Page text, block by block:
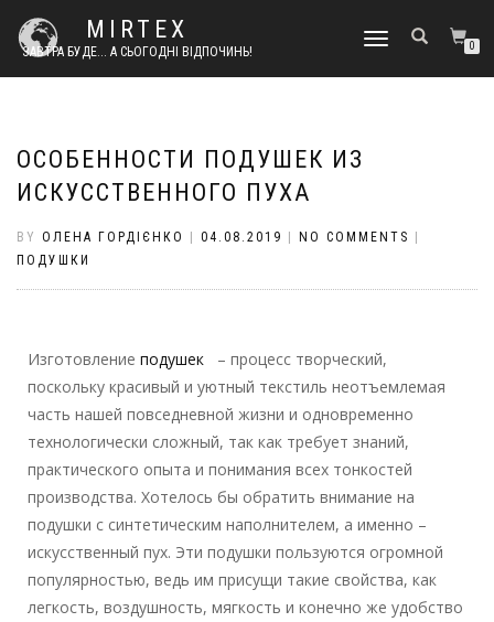
MIRTEX
ЗАВТРА БУДЕ... А СЬОГОДНІ ВІДПОЧИНЬ!
TOGGLE
0
ОСОБЕННОСТИ ПОДУШЕК ИЗ
ИСКУССТВЕННОГО ПУХА
BY ОЛЕНА ГОРДІЄНКО 04.08.2019 NO COMMENTS
ПОДУШКИ
Изготовление подушек – процесс творческий,
поскольку красивый и уютный текстиль неотъемлемая
часть нашей повседневной жизни и одновременно
технологически сложный, так как требует знаний,
практического опыта и понимания всех тонкостей
производства. Хотелось бы обратить внимание на
подушки с синтетическим наполнителем, а именно –
искусственный пух. Эти подушки пользуются огромной
популярностью, ведь им присущи такие свойства, как
легкость, воздушность, мягкость и конечно же удобство